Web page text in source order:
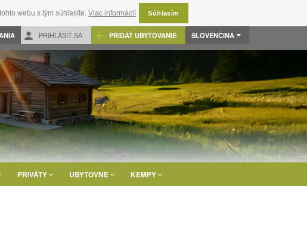
webu s tým súhlasíte.Viac informácií Súhlasím
PRIHLÁSIŤ SA PRIDAŤ UBYTOVANIE SLOVENČINA
PRIVÁTY UBYTOVNE KEMPY